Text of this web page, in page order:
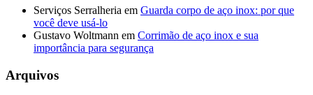
Serviços Serralheria em Guarda corpo de aço inox: por que
você deve usá-lo
Gustavo Woltmann em Corrimão de aço inox e sua
importância para segurança
Arquivos